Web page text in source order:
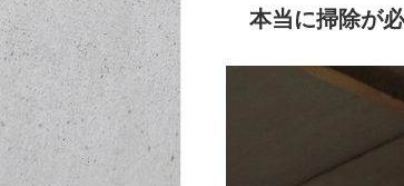
本当に掃除が